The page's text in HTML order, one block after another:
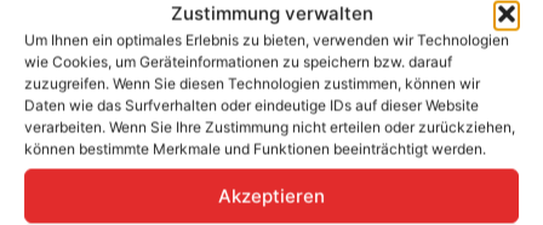
Zustimmung verwalten
Um Ihnen ein optimales Erlebnis zu bieten, verwenden wir Technologien
wie Cookies, um Geräteinformationen zu speichern bzw. darauf
zuzugreifen. Wenn Sie diesen Technologien zustimmen, können wir
Daten wie das Surfverhalten oder eindeutige IDs auf dieser Website
verarbeiten. Wenn Sie Ihre Zustimmung nicht erteilen oder zurückziehen,
können bestimmte Merkmale und Funktionen beeinträchtigt werden.
Akzeptieren
Robustes und funktionales Design
entnommen werden, während bei einer
Widerstandsgröße von 680Ωbis zu20A pro
Phase (4,6kW)zulässig sind.Das Fahrzeug
darf folglichnicht mehr Strom entnehmen, als
dasLadekabel technisch zulässt .